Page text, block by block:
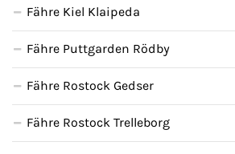
Fähre Kiel Klaipeda
Fähre Puttgarden Rödby
Fähre Rostock Gedser
Fähre Rostock Trelleborg